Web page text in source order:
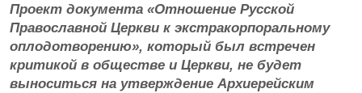
Проект документа «Отношение Русской
Православной Церкви к экстракорпоральному
оплодотворению», который был встречен
критикой в обществе и Церкви, не будет
выноситься на утверждение Архиерейским